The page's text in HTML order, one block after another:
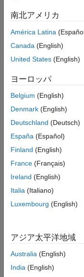
南北アメリカ
América Latina
Canada (English)
United States (English)
ヨーロッパ
Belgium (English)
Denmark (English)
Deutschland (Deutsch)
España (Español)
Finland (English)
France (Français)
Ireland (English)
Italia (Italiano)
Luxembourg (English)
アジア太平洋地域
Australia (English)
India (English)
トラストセンター
違法コピー防止
© 1994-2026 The